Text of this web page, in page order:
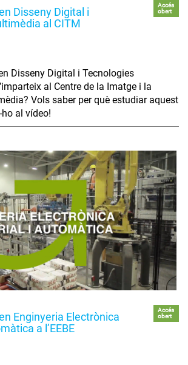
Disseny Digital i
al CITM
Accés
obert
Disseny Digital i Tecnologies
al Centre de la Imatge i la
Vols saber per què estudiar aquest
al vídeo!
Enginyeria Electrònica
a l’EEBE
Accés
obert